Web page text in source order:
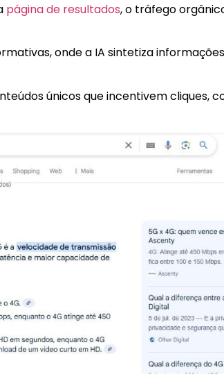
página de resultados, o tráfego
onde a IA sintetiza
únicos que incentivem cliques,